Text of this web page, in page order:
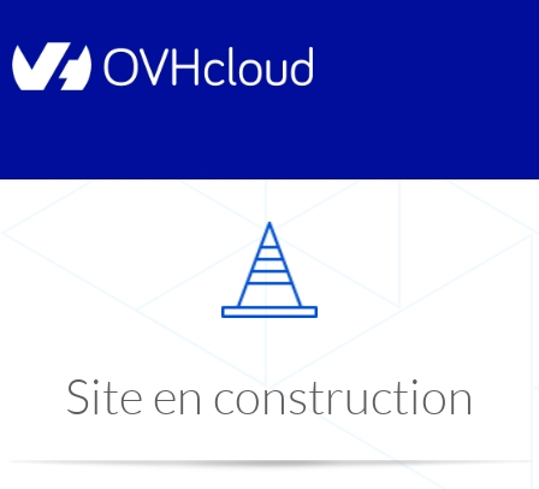
Site en construction